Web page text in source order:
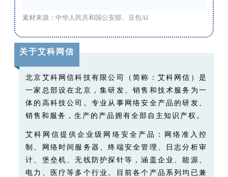
素材来源：中华人民共和国公安部、豆包AI
关于艾科网信
北京艾科网信科技有限公司（简称：艾科网信）是
一家总部设在北京，集研发、销售和技术服务为一
体 的高科技公司。专业从事网络安全产品的研发、
销售和服务，生产的产品拥有全部自主知识产权。
艾科网信提供企业级网络安全产品：网络准入控
制、网络时间服务器、终端安全管理、日志分析审
计、堡垒机、无线防护探针等，涵盖企业、能源、
电力、医疗等多个行业。目前各个产品系列均已兼